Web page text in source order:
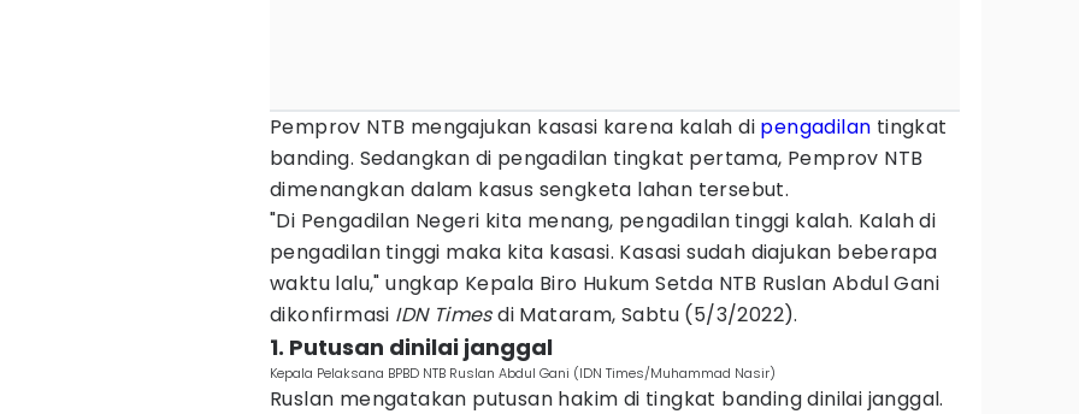
Pemprov NTB mengajukan kasasi karena kalah di pengadilan tingkat
banding. Sedangkan di pengadilan tingkat pertama, Pemprov NTB
dimenangkan dalam kasus sengketa lahan tersebut.
"Di Pengadilan Negeri kita menang, pengadilan tinggi kalah. Kalah di
pengadilan tinggi maka kita kasasi. Kasasi sudah diajukan beberapa
waktu lalu," ungkap Kepala Biro Hukum Setda NTB Ruslan Abdul Gani
dikonfirmasi IDN Timesdi Mataram, Sabtu (5/3/2022).
1. Putusan dinilai janggal
Kepala Pelaksana BPBD NTB Ruslan Abdul Gani (IDN Times/Muhammad Nasir)
Ruslan mengatakan putusan hakim di tingkat banding dinilai janggal.